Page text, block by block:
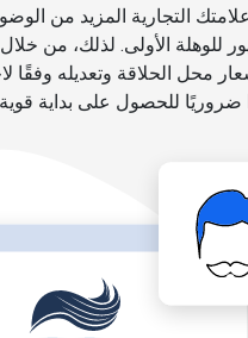
التجارية المزيد من
للوهلة الأولى. لذلك، من
محل الحلاقة وتعديله وفقًا
ضروريًا للحصول على بداية